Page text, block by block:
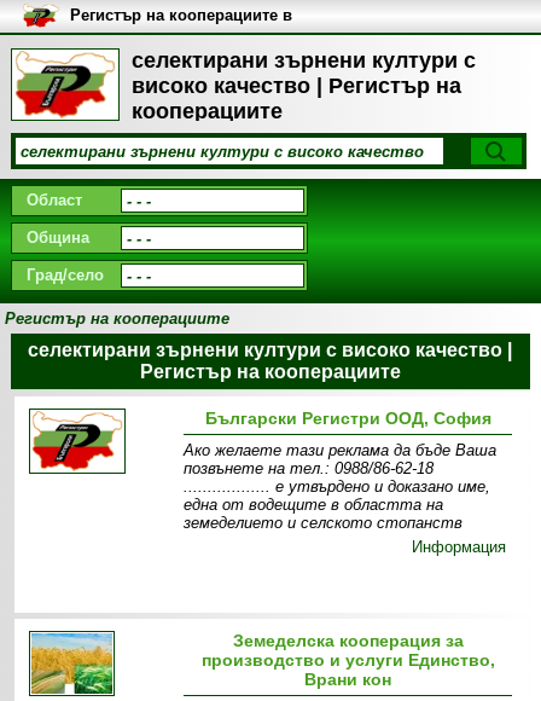
селектирани зърнени култури с
високо качество | Регистър на
кооперациите
Регистър на кооперациите в
България
Област
Община
Град/село
Регистър на кооперациите
селектирани зърнени култури с високо качество |
Регистър на кооперациите
Български Регистри ООД, София
Ако желаете тази реклама да бъде Ваша
позвънете на тел.: 0988/86-62-18
.................. e утвърдено и доказано име,
една от водещите в областта на
земеделието и селското стопанств
Информация
Земеделска кооперация за
производство и услуги Единство,
Врани кон